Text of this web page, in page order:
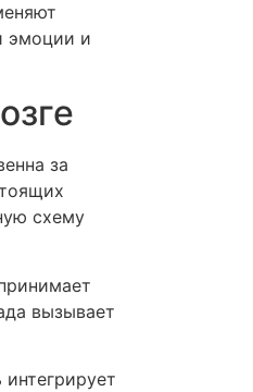
эмоции и
за
схему
вызывает